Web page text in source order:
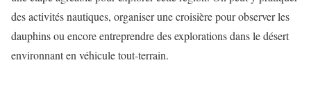
des activités nautiques, organiser une croisière pour observer les
dauphins ou encore entreprendre des explorations dans le désert
environnant en véhicule tout-terrain.